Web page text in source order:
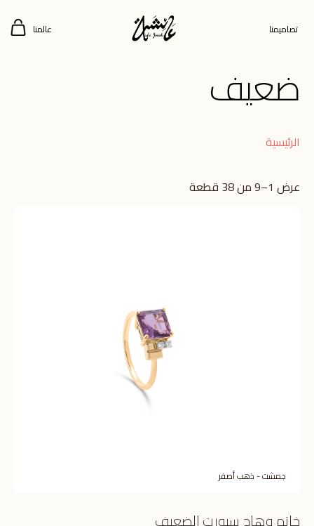
تصاميمنا عالمنا
ضعيف
الرئيسية
عرض 1–9 من 38 قطعة
جمشت - ذهب أصفر
خاتم وِهاج سبورت الضعيف